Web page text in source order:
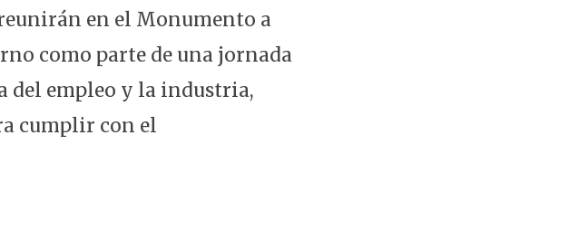
reunirán en el Monumento a
como parte de una jornada
del empleo y la industria,
cumplir con el